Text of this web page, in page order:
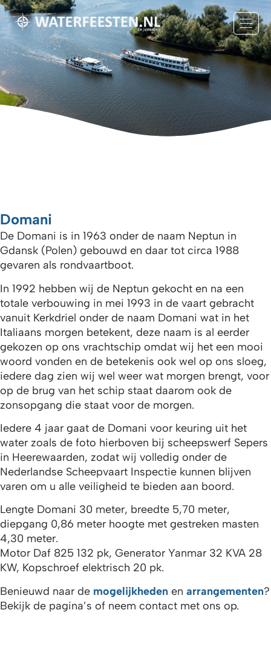
Domani
De Domani is in 1963 onder de naam Neptun in
Gdansk (Polen) gebouwd en daar tot circa 1988
gevaren als rondvaartboot.
In 1992 hebben wij de Neptun gekocht en na een
totale verbouwing in mei 1993 in de vaart gebracht
vanuit Kerkdriel onder de naam Domani wat in het
Italiaans morgen betekent, deze naam is al eerder
gekozen op ons vrachtschip omdat wij het een mooi
woord vonden en de betekenis ook wel op ons sloeg,
iedere dag zien wij wel weer wat morgen brengt, voor
op de brug van het schip staat daarom ook de
zonsopgang die staat voor de morgen.
Iedere 4 jaar gaat de Domani voor keuring uit het
water zoals de foto hierboven bij scheepswerf Sepers
in Heerewaarden, zodat wij volledig onder de
Nederlandse Scheepvaart Inspectie kunnen blijven
varen om u alle veiligheid te bieden aan boord.
Lengte Domani 30 meter, breedte 5,70 meter,
diepgang 0,86 meter hoogte met gestreken masten
4,30 meter.
Motor Daf 825 132 pk, Generator Yanmar 32 KVA 28
KW, Kopschroef elektrisch 20 pk.
Benieuwd naar de mogelijkheden en arrangementen?
Bekijk de pagina’s of neem contact met ons op.